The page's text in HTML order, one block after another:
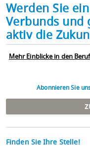
Werden Sie
Verbunds und
aktiv die
Mehr Einblicke in den
Abonnieren Sie
Finden Sie Ihre Stelle!